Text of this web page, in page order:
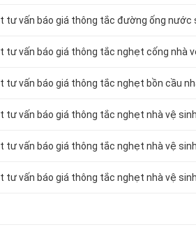
tư vấn báo giá thông tắc đường ống nước
tư vấn báo giá thông tắc nghẹt cống nhà
tư vấn báo giá thông tắc nghẹt bồn cầu
tư vấn báo giá thông tắc nghẹt nhà vệ
tư vấn báo giá thông tắc nghẹt nhà vệ
tư vấn báo giá thông tắc nghẹt nhà vệ